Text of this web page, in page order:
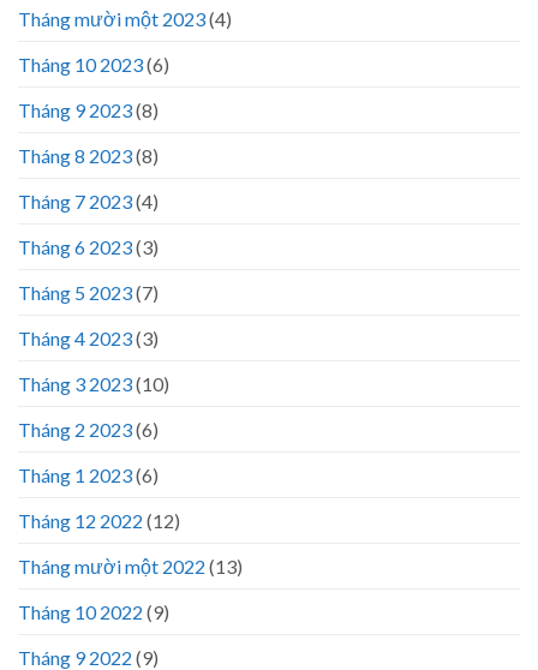
Tháng mười một 2023(4)
Tháng 10 2023(6)
Tháng 9 2023(8)
Tháng 8 2023(8)
Tháng 7 2023(4)
Tháng 6 2023(3)
Tháng 5 2023(7)
Tháng 4 2023(3)
Tháng 3 2023(10)
Tháng 2 2023(6)
Tháng 1 2023(6)
Tháng 12 2022 (12)
Tháng mười một 2022 (13)
Tháng 10 2022 (9)
Tháng 9 2022 (9)